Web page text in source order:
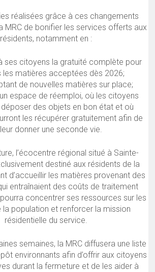
réalisées grâce à ces changements
MRC de bonifier les services offerts aux
résidents, notamment en :
ses citoyens la gratuité complète pour
les matières acceptées dès 2026;
de nouvelles matières sur place;
espace de réemploi, où les citoyens
des objets en bon état et où
les récupérer gratuitement afin de
leur donner une seconde vie.
l’écocentre régional situé à Sainte-
destiné aux résidents de la
d’accueillir les matières provenant des
entraînaient des coûts de traitement
concentrer ses ressources sur les
la population et renforcer la mission
résidentielle du service.
semaines, la MRC diffusera une liste
environnants afin d’offrir aux citoyens
durant la fermeture et de les aider à